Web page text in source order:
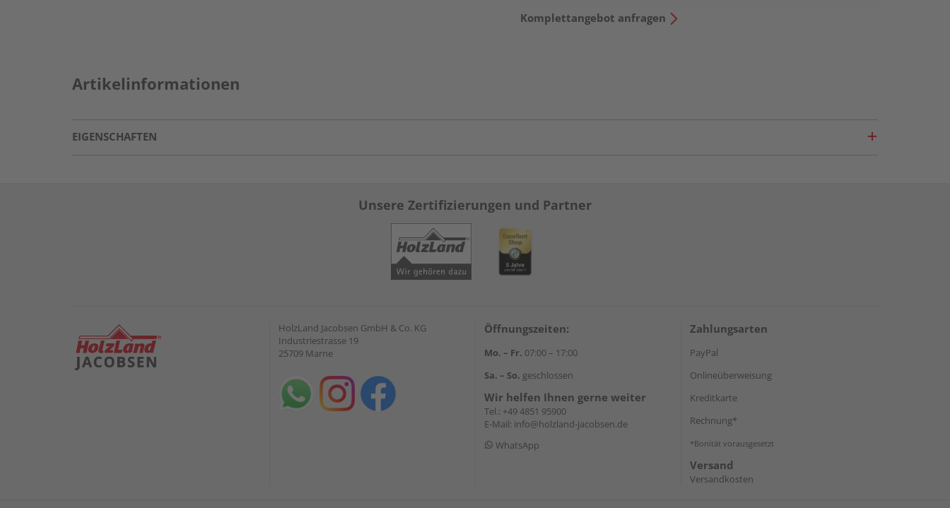
Komplettangebot anfragen
Artikelinformationen
EIGENSCHAFTEN
Unsere Zertifizierungen und Partner
HolzLand Jacobsen GmbH & Co. KG
Industriestrasse 19
25709 Marne
Öffnungszeiten:
Mo. – Fr. 07:00 – 17:00
Sa. – So. geschlossen
Wir helfen Ihnen gerne weiter
Tel.: +49 4851 95900
E-Mail: info@holzland-jacobsen.de
WhatsApp
Zahlungsarten
PayPal
Onlineüberweisung
Kreditkarte
Rechnung*
*Bonität vorausgesetzt
Versand
Versandkosten